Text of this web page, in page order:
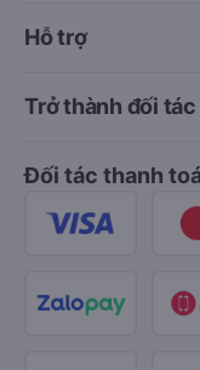
Hỗ trợ
Trở thành đối tác
Đối tác thanh